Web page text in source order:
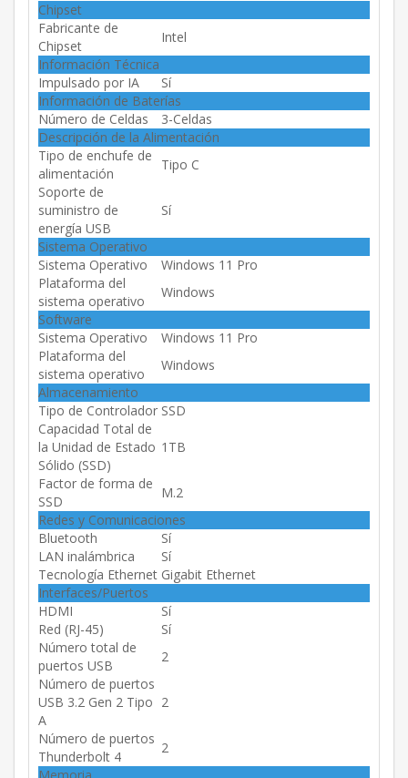
Chipset
Fabricante de
Chipset
Intel
Información Técnica
Impulsado por IA
Sí
Información de Baterías
Número de Celdas
3-Celdas
Descripción de la Alimentación
Tipo de enchufe de
alimentación
Tipo C
Soporte de
suministro de
energía USB
Sí
Sistema Operativo
Sistema Operativo
Windows 11 Pro
Plataforma del
sistema operativo
Windows
Software
Sistema Operativo
Windows 11 Pro
Plataforma del
sistema operativo
Windows
Almacenamiento
Tipo de Controlador SSD
Capacidad Total de
la Unidad de Estado
Sólido (SSD)
1TB
Factor de forma de
SSD
M.2
Redes y Comunicaciones
Bluetooth
Sí
LAN inalámbrica
Sí
Tecnología Ethernet Gigabit Ethernet
Interfaces/Puertos
HDMI
Sí
Red (RJ-45)
Sí
Número total de
puertos USB
2
Número de puertos
USB 3.2 Gen 2 Tipo
A
2
Número de puertos
Thunderbolt 4
2